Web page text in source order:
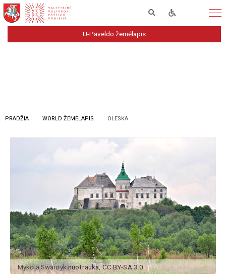
U-Paveldo žemėlapis
PRADŽIA WORLD ŽEMĖLAPIS OLESKA
Mykola Swarnyknuotrauka,CC BY-SA 3.0